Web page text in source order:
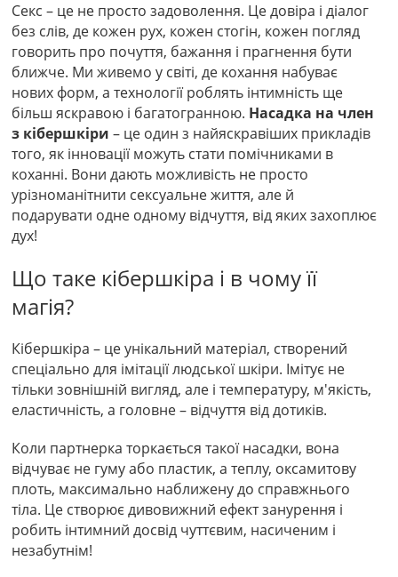
Секс – це не просто задоволення. Це довіра і діалог
без слів, де кожен рух, кожен стогін, кожен погляд
говорить про почуття, бажання і прагнення бути
ближче. Ми живемо у світі, де кохання набуває
нових форм, а технології роблять інтимність ще
більш яскравою і багатогранною. Насадка на член
з кібершкіри – це один з найяскравіших прикладів
того, як інновації можуть стати помічниками в
коханні. Вони дають можливість не просто
урізноманітнити сексуальне життя, але й
подарувати одне одному відчуття, від яких захоплює
дух!
Що таке кібершкіра і в чому її
магія?
Кібершкіра – це унікальний матеріал, створений
спеціально для імітації людської шкіри. Імітує не
тільки зовнішній вигляд, але і температуру, м'якість,
еластичність, а головне – відчуття від дотиків.
Коли партнерка торкається такої насадки, вона
відчуває не гуму або пластик, а теплу, оксамитову
плоть, максимально наближену до справжнього
тіла. Це створює дивовижний ефект занурення і
робить інтимний досвід чуттєвим, насиченим і
незабутнім!